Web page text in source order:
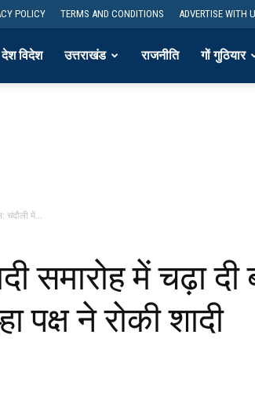
POLICY TERMS AND CONDITIONS ADVERTISE WITH
देश विदेश उत्तराखंड राजनीति गों गुठियार
चंदौली में...
समारोह में चढ़ा
पक्ष ने रोकी शादी